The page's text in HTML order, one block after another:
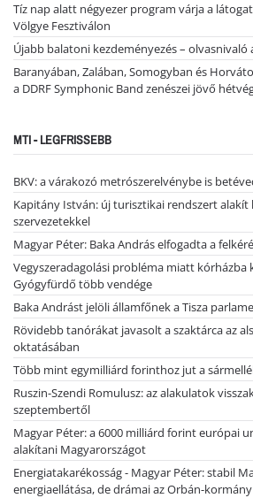
Tíz nap alatt négyezer program várja a
Völgye Fesztiválon
Újabb balatoni kezdeményezés – olvasnivaló
Baranyában, Zalában, Somogyban és
a DDRF Symphonic Band zenészei jövő
MTI - LEGFRISSEBB
BKV: a várakozó metrószerelvénybe is
Kapitány István: új turisztikai rendszert alakít
szervezetekkel
Magyar Péter: Baka András elfogadta a
Vegyszeradagolási probléma miatt kórházba
Gyógyfürdő több vendége
Baka Andrást jelöli államfőnek a Tisza
Rövidebb tanórákat javasolt a szaktárca az
oktatásában
Több mint egymilliárd forinthoz jut a
Ruszin-Szendi Romulusz: az alakulatok
szeptembertől
Magyar Péter: a 6000 milliárd forint európai
alakítani Magyarországot
Energiatakarékosság - Magyar Péter: stabil
energiaellátása, de drámai az Orbán-